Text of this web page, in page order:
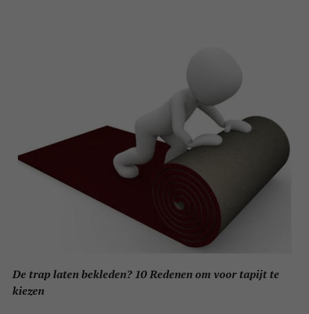
De trap laten bekleden? 10 Redenen om voor tapijt te
kiezen